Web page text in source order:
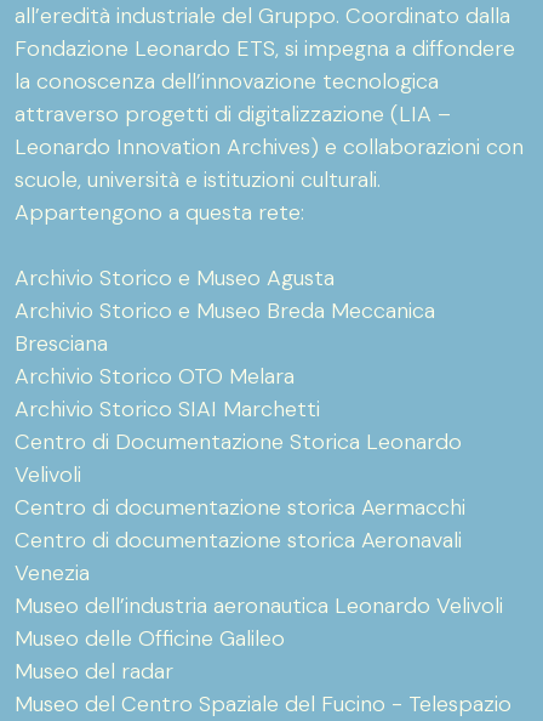
all’eredità industriale del Gruppo. Coordinato dalla
Fondazione Leonardo ETS, si impegna a diffondere
la conoscenza dell’innovazione tecnologica
attraverso progetti di digitalizzazione (LIA –
Leonardo Innovation Archives) e collaborazioni con
scuole, università e istituzioni culturali.
Appartengono a questa rete:
Archivio Storico e Museo Agusta
Archivio Storico e Museo Breda Meccanica
Bresciana
Archivio Storico OTO Melara
Archivio Storico SIAI Marchetti
Centro di Documentazione Storica Leonardo
Velivoli
Centro di documentazione storica Aermacchi
Centro di documentazione storica Aeronavali
Venezia
Museo dell’industria aeronautica Leonardo Velivoli
Museo delle Officine Galileo
Museo del radar
Museo del Centro Spaziale del Fucino - Telespazio